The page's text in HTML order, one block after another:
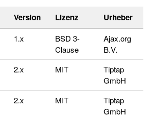
Version Lizenz Urheber
1.x
BSD 3-
Clause
Ajax.org
B.V.
2.x MIT
Tiptap
GmbH
2.x MIT
Tiptap
GmbH